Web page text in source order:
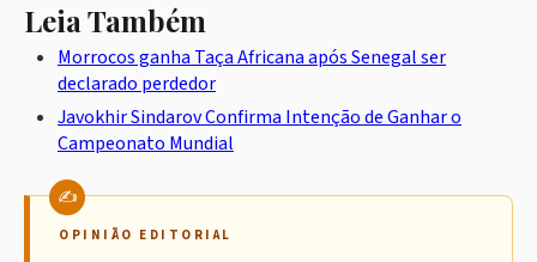
Leia Também
Morrocos ganha Taça Africana após Senegal ser
declarado perdedor
Javokhir Sindarov Confirma Intenção de Ganhar o
Campeonato Mundial
OPINIÃO EDITORIAL